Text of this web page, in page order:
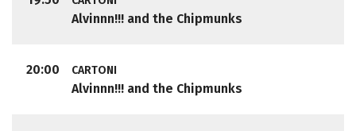
Alvinnn!!! and the Chipmunks
20:00 CARTONI
Alvinnn!!! and the Chipmunks